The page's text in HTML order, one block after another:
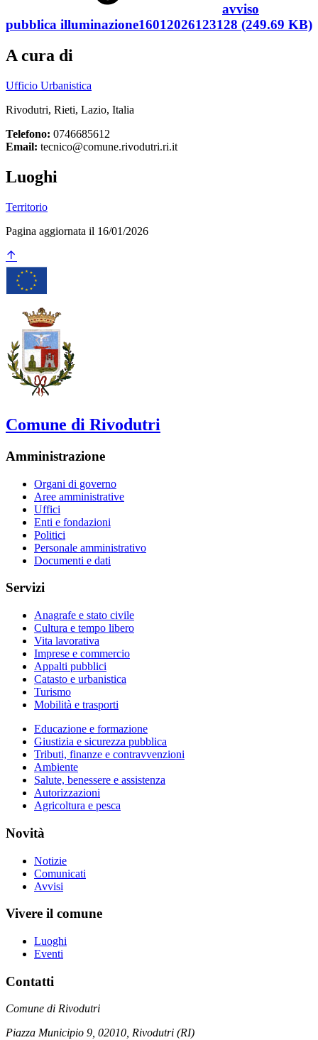
avviso
pubblica illuminazione16012026123128 (249.69 KB)
A cura di
Ufficio Urbanistica
Rivodutri, Rieti, Lazio, Italia
Telefono: 0746685612
Email: tecnico@comune.rivodutri.ri.it
Luoghi
Territorio
Pagina aggiornata il 16/01/2026
Comune di Rivodutri
Amministrazione
Organi di governo
Aree amministrative
Uffici
Enti e fondazioni
Politici
Personale amministrativo
Documenti e dati
Servizi
Anagrafe e stato civile
Cultura e tempo libero
Vita lavorativa
Imprese e commercio
Appalti pubblici
Catasto e urbanistica
Turismo
Mobilità e trasporti
Educazione e formazione
Giustizia e sicurezza pubblica
Tributi, finanze e contravvenzioni
Ambiente
Salute, benessere e assistenza
Autorizzazioni
Agricoltura e pesca
Novità
Notizie
Comunicati
Avvisi
Vivere il comune
Luoghi
Eventi
Contatti
Comune di Rivodutri
Piazza Municipio 9, 02010, Rivodutri (RI)